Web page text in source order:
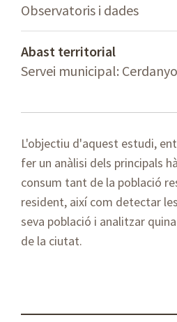
Observatoris i dades
Abast territorial
Servei municipal:
L'objectiu d'aquest estudi,
fer un anàlisi dels principals
consum tant de la població
resident, així com detectar
seva població i analitzar
de la ciutat.